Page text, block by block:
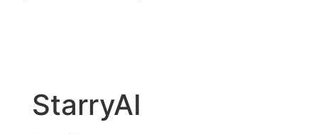
StarryAI